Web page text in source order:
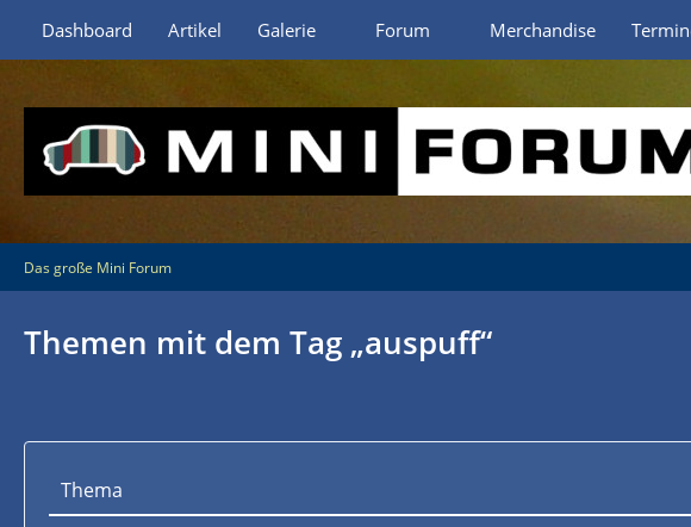
Dashboard Artikel Galerie Forum Merchandise
Das große Mini Forum
Themen mit dem Tag „auspuff“
Thema